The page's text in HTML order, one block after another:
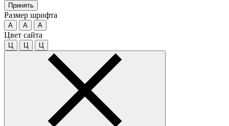
Принять
Размер шрифта
A A A
Цвет сайта
Ц Ц Ц